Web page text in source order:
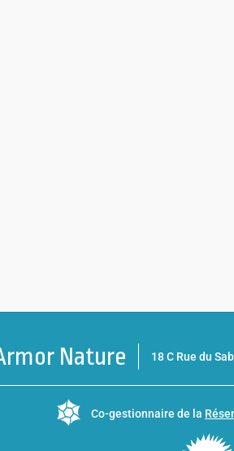
Nature 18 C Rue du
Co-gestionnaire de la